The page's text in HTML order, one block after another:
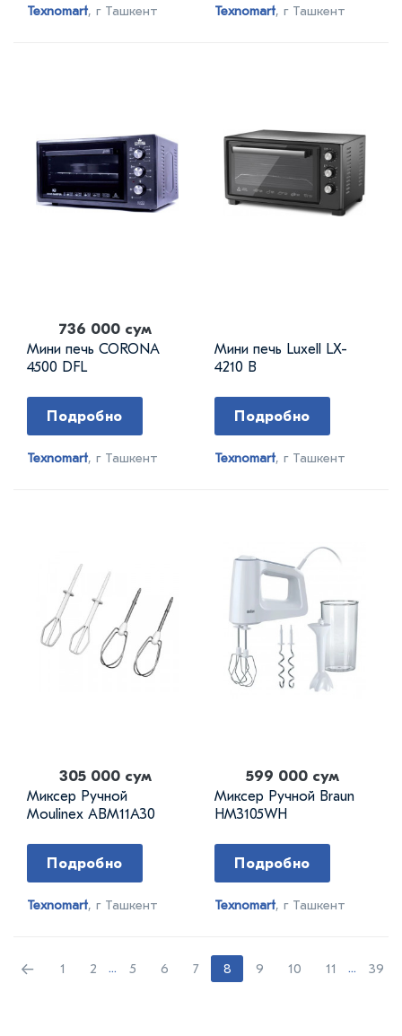
Texnomart, г Ташкент Texnomart, г Ташкент
736 000 сум
Мини печь CORONA
4500 DFL
Подробно
Texnomart, г Ташкент
Мини печь Luxell LX-
4210 B
Подробно
Texnomart, г Ташкент
305 000 сум
Миксер Ручной
Moulinex ABM11A30
Подробно
Texnomart, г Ташкент
599 000 сум
Миксер Ручной Braun
HM3105WH
Подробно
Texnomart, г Ташкент
← 1 2 ... 5 6 7 8 9 10 11 ... 39